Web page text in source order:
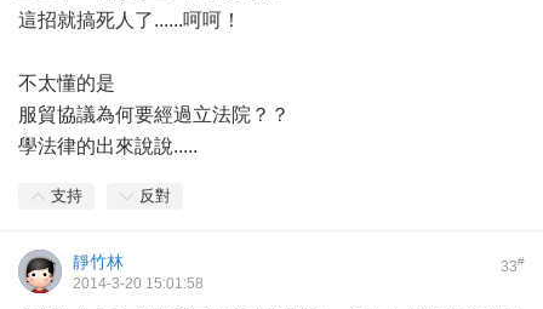
這招就搞死人了......呵呵！
不太懂的是
服貿協議為何要經過立法院？？
學法律的出來說說.....
支持 反對
33#
靜竹林
2014-3-20 15:01:58